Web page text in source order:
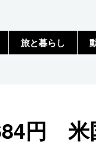
旅と暮らし
円 米